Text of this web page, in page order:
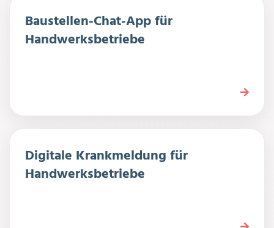
Baustellen-Chat-App für
Handwerksbetriebe
Digitale Krankmeldung für
Handwerksbetriebe